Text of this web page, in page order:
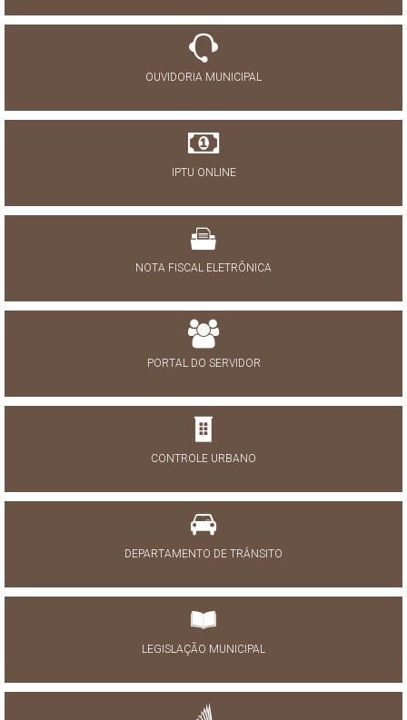
OUVIDORIA MUNICIPAL
IPTU ONLINE
NOTA FISCAL ELETRÔNICA
PORTAL DO SERVIDOR
CONTROLE URBANO
DEPARTAMENTO DE TRÂNSITO
LEGISLAÇÃO MUNICIPAL